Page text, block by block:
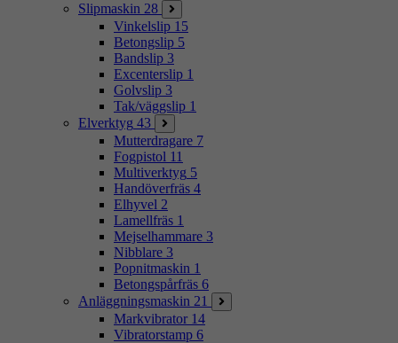
Slipmaskin 28
Vinkelslip 15
Betongslip 5
Bandslip 3
Excenterslip 1
Golvslip 3
Tak/väggslip 1
Elverktyg 43
Mutterdragare 7
Fogpistol 11
Multiverktyg 5
Handöverfräs 4
Elhyvel 2
Lamellfräs 1
Mejselhammare 3
Nibblare 3
Popnitmaskin 1
Betongspårfräs 6
Anläggningsmaskin 21
Markvibrator 14
Vibratorstamp 6